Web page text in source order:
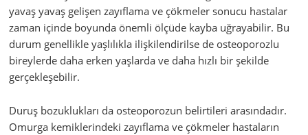
yavaş yavaş gelişen zayıflama ve çökmeler sonucu hastalar
zaman içinde boyunda önemli ölçüde kayba uğrayabilir. Bu
durum genellikle yaşlılıkla ilişkilendirilse de osteoporozlu
bireylerde daha erken yaşlarda ve daha hızlı bir şekilde
gerçekleşebilir.
Duruş bozuklukları da osteoporozun belirtileri arasındadır.
Omurga kemiklerindeki zayıflama ve çökmeler hastaların